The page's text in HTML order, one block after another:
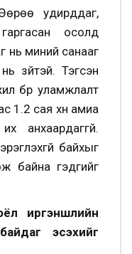
удирддаг,
осолд
нь миний санааг
зүйтэй. Тэгсэн
бүр уламжлалт
1.2 сая хүн амиа
анхаардаггүй.
байхыг
байна гэдгийг
иргэншлийн
эсэхийг